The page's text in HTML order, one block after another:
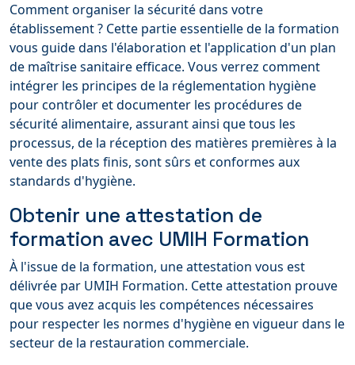
Comment organiser la sécurité dans votre
établissement ? Cette partie essentielle de la formation
vous guide dans l'élaboration et l'application d'un plan
de maîtrise sanitaire efficace. Vous verrez comment
intégrer les principes de la réglementation hygiène
pour contrôler et documenter les procédures de
sécurité alimentaire, assurant ainsi que tous les
processus, de la réception des matières premières à la
vente des plats finis, sont sûrs et conformes aux
standards d'hygiène.
Obtenir une attestation de
formation avec UMIH Formation
À l'issue de la formation, une attestation vous est
délivrée par UMIH Formation. Cette attestation prouve
que vous avez acquis les compétences nécessaires
pour respecter les normes d'hygiène en vigueur dans le
secteur de la restauration commerciale.